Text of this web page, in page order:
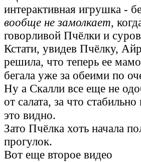
интерактивная игрушка -
вообще не замолкает,
говорливой Пчёлки и
Кстати, увидев Пчёлку,
решила, что теперь ее
бегала уже за обеими по
Ну а Скалли все еще не
от салата, за что
это видно.
Зато Пчёлка хоть начала
прогулок.
Вот еще второе видео